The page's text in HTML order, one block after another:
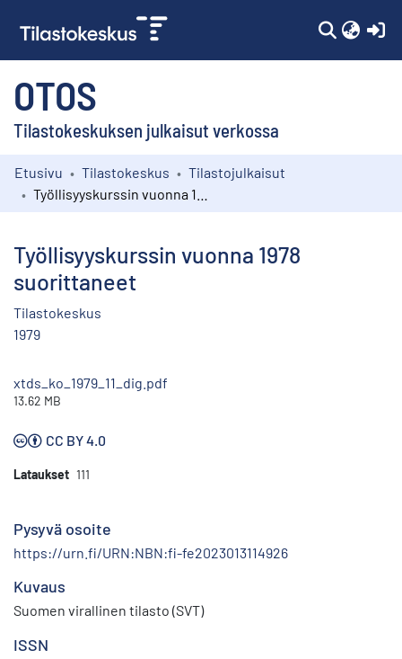
OTOS
Tilastokeskuksen julkaisut verkossa
Kokoelmat
Etusivu Tilastokeskus
Tilastojulkaisut
Työllisyyskurssin vuonna 1978
suorittaneet
Tilastokeskus
1979
xtds_ko_1979_11_dig.pdf
13.62 MB
CC BY 4.0
Lataukset 111
Pysyvä osoite
https://urn.fi/URN:NBN:fi-fe2023013114926
Kuvaus
Suomen virallinen tilasto (SVT)
ISSN